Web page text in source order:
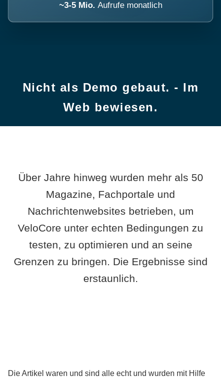
~3-5 Mio. Aufrufe monatlich
Nicht als Demo gebaut. - Im
Web bewiesen.
Über Jahre hinweg wurden mehr als 50
Magazine, Fachportale und
Nachrichtenwebsites betrieben, um
VeloCore unter echten Bedingungen zu
testen, zu optimieren und an seine
Grenzen zu bringen. Die Ergebnisse sind
erstaunlich.
Die Artikel waren und sind alle echt und wurden mit Hilfe